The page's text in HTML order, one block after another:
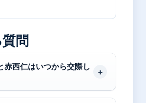
問
赤西仁はいつから交際し